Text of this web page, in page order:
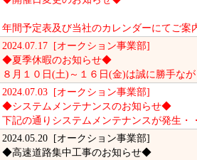
年間予定表及び当社のカレンダーにてご案
2024.07.17 [オークション事業部]
◆夏季休暇のお知らせ◆
８月１０日(土)～１６日(金)は誠に勝手なが
2024.07.03 [オークション事業部]
◆システムメンテナンスのお知らせ◆
下記の通りシステムメンテナンスが発生・
2024.05.20 [オークション事業部]
◆高速道路集中工事のお知らせ◆